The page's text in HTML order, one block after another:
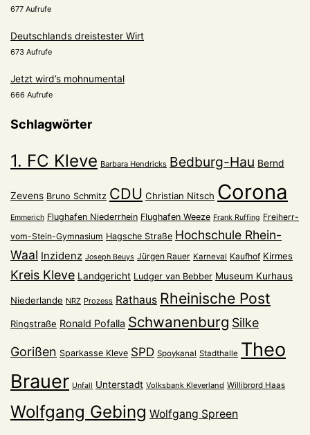
677 Aufrufe
Deutschlands dreistester Wirt
673 Aufrufe
Jetzt wird’s mohnumental
666 Aufrufe
Schlagwörter
1. FC Kleve Barbara Hendricks Bedburg-Hau Bernd
Zevens Bruno Schmitz CDU Christian Nitsch Corona
Emmerich Flughafen Niederrhein Flughafen Weeze Frank Ruffing Freiherr-
vom-Stein-Gymnasium Hagsche Straße Hochschule Rhein-
Waal Inzidenz Joseph Beuys Jürgen Rauer Karneval Kaufhof Kirmes
Kreis Kleve Landgericht Ludger van Bebber Museum Kurhaus
Niederlande NRZ Prozess Rathaus Rheinische Post
Ringstraße Ronald Pofalla Schwanenburg Silke
Gorißen Sparkasse Kleve SPD Spoykanal Stadthalle Theo
Brauer Unfall Unterstadt Volksbank Kleverland Willibrord Haas
Wolfgang Gebing Wolfgang Spreen